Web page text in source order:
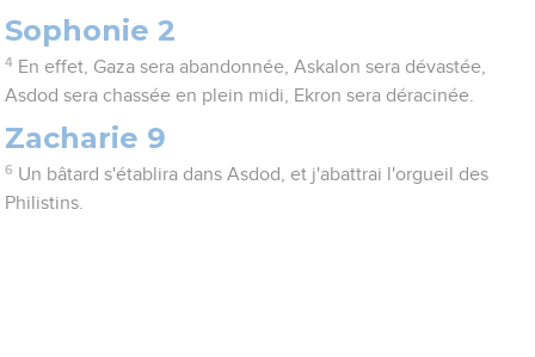
Sophonie 2
4 En effet, Gaza sera abandonnée, Askalon sera dévastée,
Asdod sera chassée en plein midi, Ekron sera déracinée.
Zacharie 9
6 Un bâtard s'établira dans Asdod, et j'abattrai l'orgueil des
Philistins.